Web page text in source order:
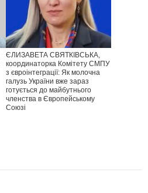
ЄЛИЗАВЕТА СВЯТКІВСЬКА,
координаторка Комітету СМПУ
з євроінтеграції: Як молочна
галузь України вже зараз
готується до майбутнього
членства в Європейському
Союзі